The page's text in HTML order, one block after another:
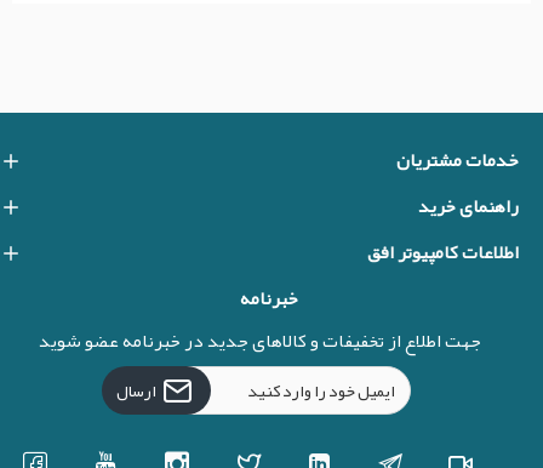
خدمات مشتریان
راهنمای خرید
اطلاعات کامپیوتر افق
خبرنامه
جهت اطلاع از تخفیفات و کالاهای جدید در خبرنامه عضو شوید
ارسال